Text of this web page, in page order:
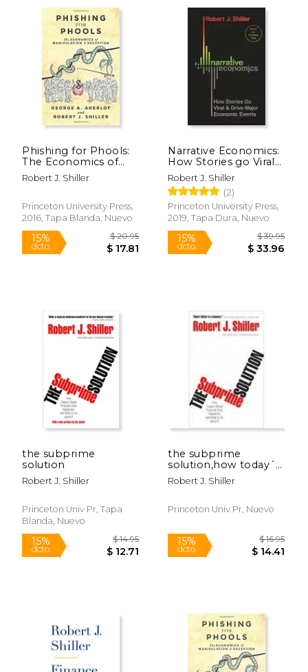
15%
dcto. $ 19.51 dcto.
Phishing for Phools:
The Economics of
Manipulation and
Deception (en Inglés)
Robert J. Shiller
Princeton University Press,
2016, Tapa Blanda, Nuevo
15%
Narrative Economics:
How Stories go Viral
and Drive Major
Economic Events (en
Inglés)
Robert J. Shiller
(2)
Princeton University Press,
2019, Tapa Dura, Nuevo
15%
the subprime
solution
Robert J. Shiller
Princeton Univ Pr, Tapa
Blanda, Nuevo
the subprime
solution,how today´s
global financial crisis
happened, and what
Robert J. Shiller
Princeton Univ Pr, Nuevo